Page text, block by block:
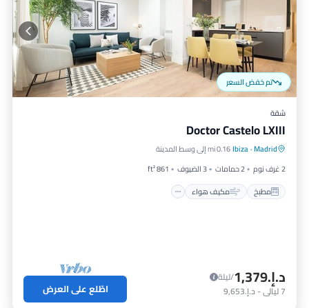
تم خفض السعر
شقة
Doctor Castelo LXIII
Madrid
·
Ibiza0.16 mi إلى وسط المدينة
2 غرف نوم
2 حمامات 3 الضيوف
861 ft²
مطبخ
مكيف هواء
مطبخ مكيف هواء
مناسب للأطفال
د.إ.‏1,379
/ليلة
7ليالي- د.إ.‏9,653 اطّلع على العرض